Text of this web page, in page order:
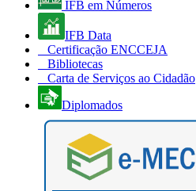
IFB em Números
IFB Data
Certificação ENCCEJA
Bibliotecas
Carta de Serviços ao Cidadão
Diplomados